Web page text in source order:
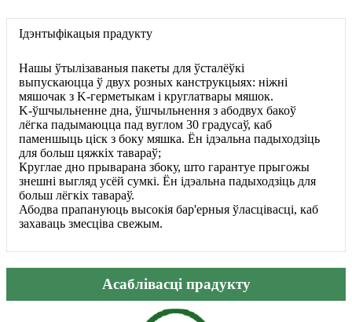
Ідэнтыфікацыя прадукту
Нашы ўтылізаваныя пакеты для ўсталёўкі
выпускаюцца ў двух розных канструкцыях: ніжні
мяшочак з K-герметыкам і круглатвары мяшок.
K-ўшчыльненне дна, ўшчыльнення з абодвух бакоў
лёгка падымаюцца пад вуглом 30 градусаў, каб
паменшыць ціск з боку мяшка. Ён ідэальна падыходзіць
для больш цяжкіх тавараў;
Круглае дно прыварана збоку, што гарантуе прыгожы
знешні выгляд усёй сумкі. Ён ідэальна падыходзіць для
больш лёгкіх тавараў.
Абодва прапануюць высокія бар'ерныя ўласцівасці, каб
захаваць змесціва свежым.
Асаблівасці прадукту